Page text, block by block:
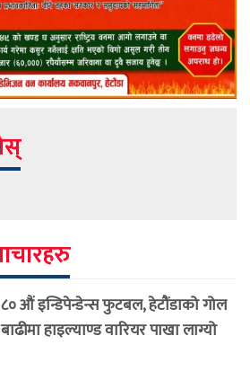
८० औं इन्डिपेन्डेन्स फुटबल, हेटौंडाको गोल
बाढीमा हाइल्याण्ड वारियर पाखा लाग्यो